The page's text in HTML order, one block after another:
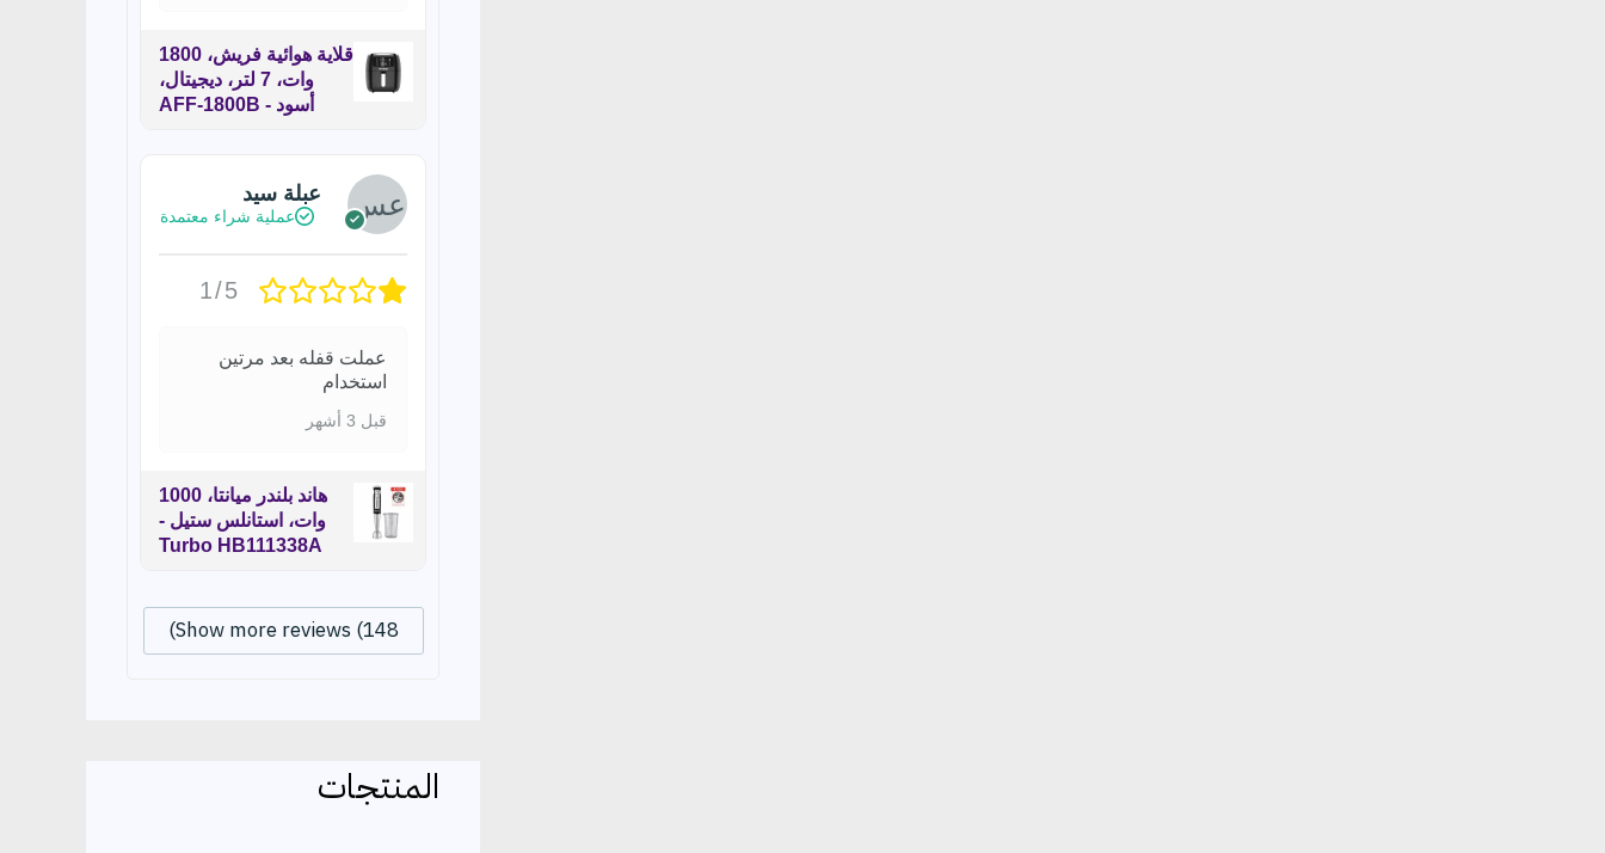
قلاية هوائية فريش، 1800
وات، 7 لتر، ديجيتال،
أسود - AFF-1800B
عبلة سيد
عملية شراء معتمدة
1/5
عملت قفله بعد مرتين
استخدام
قبل 3 أشهر
هاند بلندر ميانتا، 1000
وات، استانلس ستيل -
Turbo HB111338A
Show more reviews (148)
المنتجات